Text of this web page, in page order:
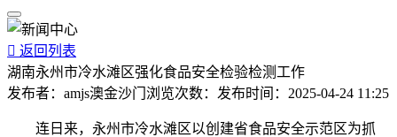
 返回列表
湖南永州市冷水滩区强化食品安全检验检测工作
发布者： amjs澳金沙门 浏览次数： 发布时间： 2025-04-24 11:25
连日来，永州市冷水滩区以创建省食品安全示范区为抓